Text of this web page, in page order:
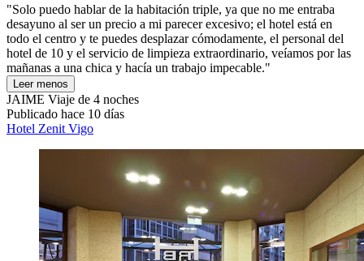
"Solo puedo hablar de la habitación triple, ya que no me entraba
desayuno al ser un precio a mi parecer excesivo; el hotel está en
todo el centro y te puedes desplazar cómodamente, el personal del
hotel de 10 y el servicio de limpieza extraordinario, veíamos por las
mañanas a una chica y hacía un trabajo impecable."
Leer menos
JAIME Viaje de 4 noches
Publicado hace 10 días
Hotel Zenit Vigo